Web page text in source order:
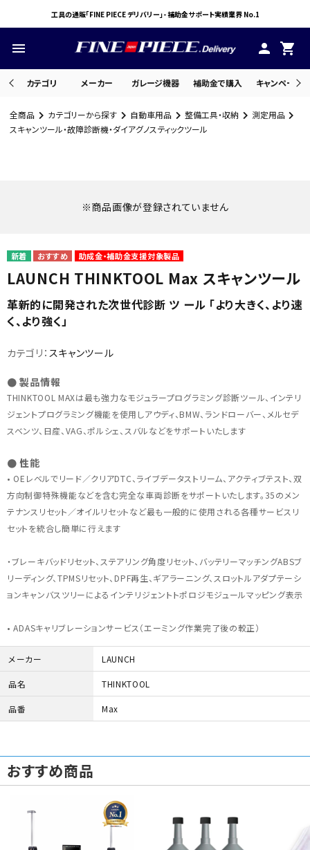
工具の通販「FINE PIECE デリバリー」- 補助金サポート実績業界 No.1
menu person shopping_cart
カテゴリ メーカー ガレージ機器 補助金で購入 キャンペーン
search
カテゴリから選ぶ
メーカーから選ぶ
ガレージ機器
補助金で購入
全商品 カテゴリーから探す 自動車用品 整備工具・収納
測定用品
スキャンツール・故障診断機・ダイアグノスティックツール
※商品画像が登録されていません
助成金・補助金支援対象製品
LAUNCH THINKTOOL Max スキャンツール
革新的に開発された次世代診断 ツ ール 「より大きく、より速
く、より強く」
カテゴリ： スキャンツール
● 製品情報
THINKTOOL MAXは最も強力なモジュラープログラミング診断ツール、インテリ
ジェントプログラミング機能を使用しアウディ、BMW、ランドローバー、メルセデ
スベンツ、日産、VAG、ポルシェ、スバルなどをサポートいたします
● 性能
• OEレベルでリード／クリアDTC、ライブデータストリーム、アクティブテスト、双
方向制御特殊機能などを含む完全な車両診断をサポートいたします。35のメン
テナンスリセット／オイルリセットなど最も一般的に使用される各種サービスリ
セットを統合し簡単に行えます
・ブレーキバッドリセット、ステアリング角度リセット、バッテリーマッチングABSブ
リーディング、TPMSリセット、DPF再生、ギアラーニング、スロットルアダプテーシ
ョンキャンバスツリーによるインテリジェントトポロジモジュールマッピング表示
• ADASキャリブレーションサービス（エーミング作業完了後の較正）
メーカー LAUNCH
品名 THINKTOOL
品番 Max
おすすめ商品